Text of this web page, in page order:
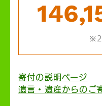
寄付の説明ページ
遺言・遺産からのご